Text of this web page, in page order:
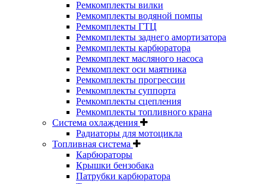
Ремкомплекты вилки
Ремкомплекты водяной помпы
Ремкомплекты ГТЦ
Ремкомплекты заднего амортизатора
Ремкомплекты карбюратора
Ремкомплект масляного насоса
Ремкомплект оси маятника
Ремкомплекты прогрессии
Ремкомплекты суппорта
Ремкомплекты сцепления
Ремкомплекты топливного крана
Система охлаждения
Радиаторы для мотоцикла
Топливная система
Карбюраторы
Крышки бензобака
Патрубки карбюратора